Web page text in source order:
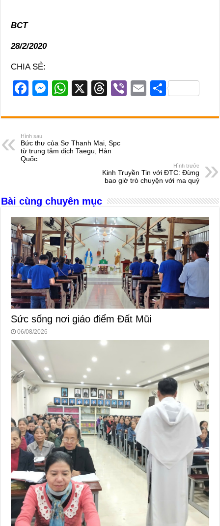
BCT
28/2/2020
CHIA SẺ:
F
c
e
b
o
k
M
ss
n
W
at
A
X
T
e
d
s
Vi
er
E
ail
S
ar
Hình sau
Bức thư của Sơ Thanh Mai, Spc
từ trung tâm dịch Taegu, Hàn
Quốc
Hình trước
Kinh Truyền Tin với ĐTC: Đừng
bao giờ trò chuyện với ma quỷ
Bài cùng chuyên mục
Sức sống nơi giáo điểm Đất Mũi
06/08/2026